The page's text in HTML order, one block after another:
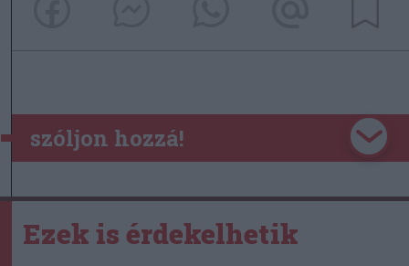
szóljon hozzá!
Ezek is érdekelhetik